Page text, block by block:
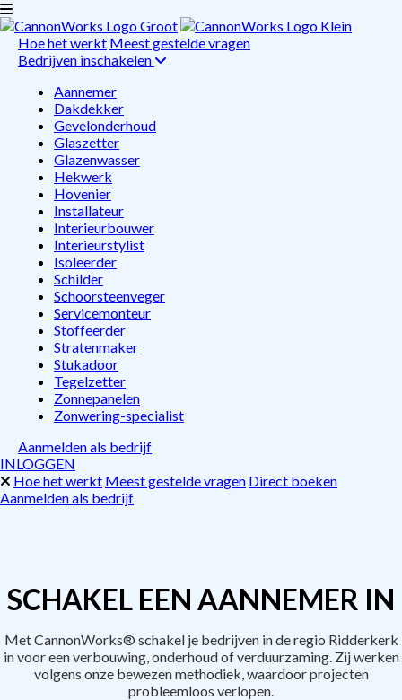
Hoe het werkt Meest gestelde vragen
Bedrijven inschakelen
Aannemer
Dakdekker
Gevelonderhoud
Glaszetter
Glazenwasser
Hekwerk
Hovenier
Installateur
Interieurbouwer
Interieurstylist
Isoleerder
Schilder
Schoorsteenveger
Servicemonteur
Stoffeerder
Stratenmaker
Stukadoor
Tegelzetter
Zonnepanelen
Zonwering-specialist
Aanmelden als bedrijf
INLOGGEN
Hoe het werkt Meest gestelde vragen Direct boeken
Aanmelden als bedrijf
SCHAKEL EEN AANNEMER IN
Met CannonWorks® schakel je bedrijven in de regio Ridderkerk
in voor een verbouwing, onderhoud of verduurzaming. Zij werken
volgens onze bewezen methodiek, waardoor projecten
probleemloos verlopen.